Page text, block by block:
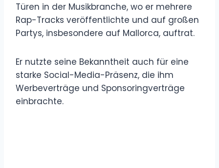
Türen in der Musikbranche, wo er mehrere
Rap-Tracks veröffentlichte und auf großen
Partys, insbesondere auf Mallorca, auftrat.
Er nutzte seine Bekanntheit auch für eine
starke Social-Media-Präsenz, die ihm
Werbeverträge und Sponsoringverträge
einbrachte.